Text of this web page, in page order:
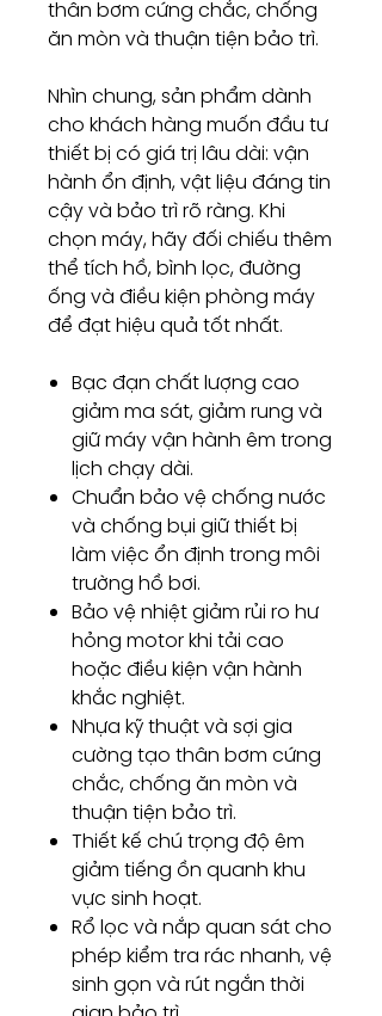
thân bơm cứng chắc, chống
ăn mòn và thuận tiện bảo trì.
Nhìn chung, sản phẩm dành
cho khách hàng muốn đầu tư
thiết bị có giá trị lâu dài: vận
hành ổn định, vật liệu đáng tin
cậy và bảo trì rõ ràng. Khi
chọn máy, hãy đối chiếu thêm
thể tích hồ, bình lọc, đường
ống và điều kiện phòng máy
để đạt hiệu quả tốt nhất.
Bạc đạn chất lượng cao
giảm ma sát, giảm rung và
giữ máy vận hành êm trong
lịch chạy dài.
Chuẩn bảo vệ chống nước
và chống bụi giữ thiết bị
làm việc ổn định trong môi
trường hồ bơi.
Bảo vệ nhiệt giảm rủi ro hư
hỏng motor khi tải cao
hoặc điều kiện vận hành
khắc nghiệt.
Nhựa kỹ thuật và sợi gia
cường tạo thân bơm cứng
chắc, chống ăn mòn và
thuận tiện bảo trì.
Thiết kế chú trọng độ êm
giảm tiếng ồn quanh khu
vực sinh hoạt.
Rổ lọc và nắp quan sát cho
phép kiểm tra rác nhanh, vệ
sinh gọn và rút ngắn thời